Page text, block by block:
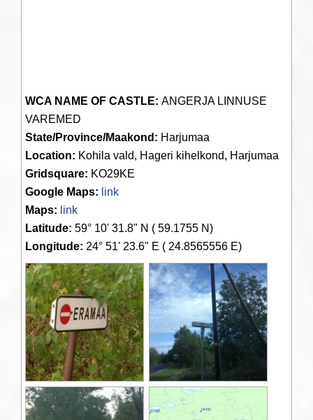
WCA NAME OF CASTLE: ANGERJA LINNUSE
VAREMED
State/Province/Maakond: Harjumaa
Location: Kohila vald, Hageri kihelkond, Harjumaa
Gridsquare: KO29KE
Google Maps: link
Maps: link
Latitude: 59° 10' 31.8" N ( 59.1755 N)
Longitude: 24° 51' 23.6" E ( 24.8565556 E)